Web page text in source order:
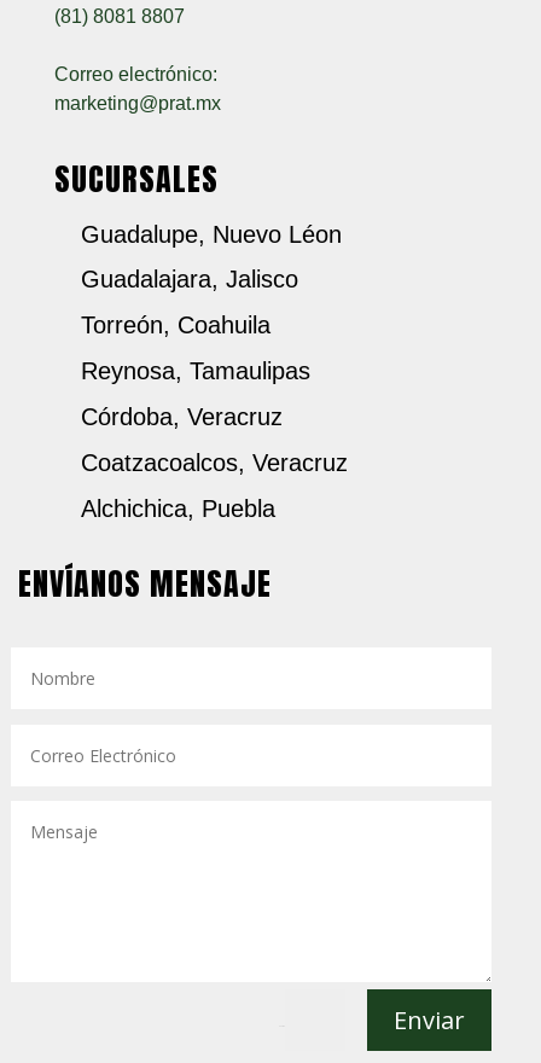
(81) 8081 8807
Correo electrónico:
marketing@prat.mx
SUCURSALES
Guadalupe, Nuevo Léon
Guadalajara, Jalisco
Torreón, Coahuila
Reynosa, Tamaulipas
Córdoba, Veracruz
Coatzacoalcos, Veracruz
Alchichica, Puebla
ENVÍANOS MENSAJE
Enviar